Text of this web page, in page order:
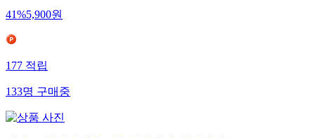
41%5,900원
177적립
133명구매중